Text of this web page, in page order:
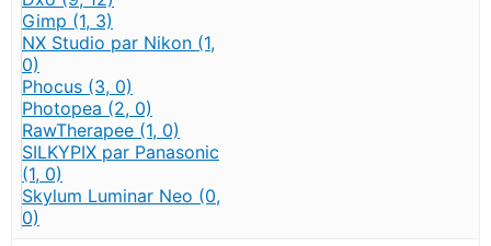
Gimp (1, 3)
NX Studio par Nikon (1,
0)
Phocus (3, 0)
Photopea (2, 0)
RawTherapee (1, 0)
SILKYPIX par Panasonic
(1, 0)
Skylum Luminar Neo (0,
0)